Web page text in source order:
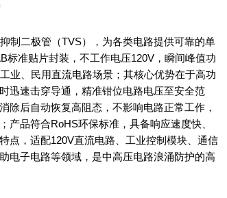
制二极管（TVS），为各类电路提供可靠的单
标准贴片封装，不工作电压120V，瞬间峰值功
业、民用直流电路场景；其核心优势在于高功
迅速击穿导通，精准钳位电路电压至安全范
除后自动恢复高阻态，不影响电路正常工作，
产品符合RoHS环保标准，具备响应速度快、
点，适配120V直流电路、工业控制模块、通信
电子电路等领域，是中高压电路浪涌防护的高